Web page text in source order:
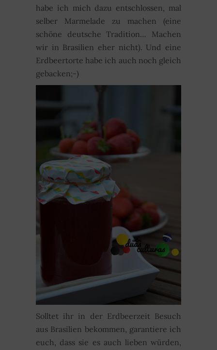
habe ich mich dazu entschlossen, mal
selber Marmelade zu machen (eine
schöne deutsche Tradition… Machen
wir in Brasilien eher nicht). Und eine
Erdbeertorte habe ich auch noch gleich
gebacken;-)
Solltet ihr in der Erdbeerzeit Besuch
aus Brasilien bekommen, garantiere ich
euch, dass sie es auch lieben würden,